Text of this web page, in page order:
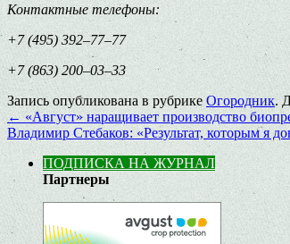
Контактные телефоны:
+7 (495) 392–77–77
+7 (863) 200–03–33
Запись опубликована в рубрикеОгородник.
← «Август» наращивает производство
Владимир Стебаков: «Результат, которым я
ПОДПИСКА НА ЖУРНАЛ
Партнеры